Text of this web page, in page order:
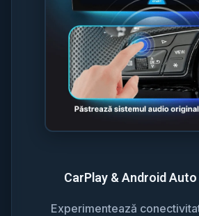
CarPlay & Android
Experimentează